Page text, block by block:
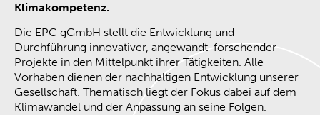
Klimakompetenz.
Die EPC gGmbH stellt die Entwicklung und
Durchführung innovativer, angewandt-forschender
Projekte in den Mittelpunkt ihrer Tätigkeiten. Alle
Vorhaben dienen der nachhaltigen Entwicklung unserer
Gesellschaft. Thematisch liegt der Fokus dabei auf dem
Klimawandel und der Anpassung an seine Folgen.